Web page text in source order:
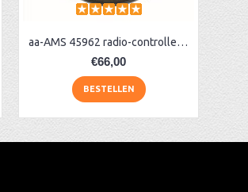
aa-AMS 45962 radio-controlled klok
€66,00
BESTELLEN